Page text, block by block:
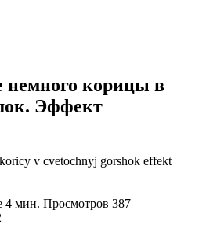
немного корицы в
Эффект
4 мин. Просмотров 387